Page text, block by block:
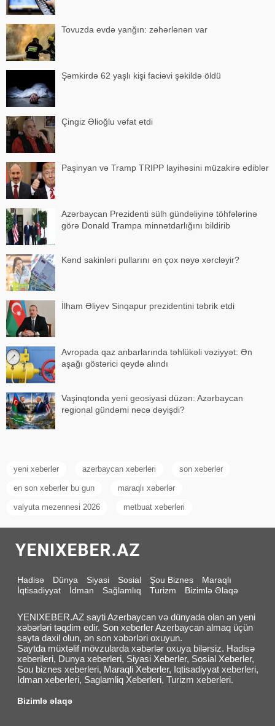
Tovuzda evdə yanğın: zəhərlənən var
Şəmkirdə 62 yaşlı kişi faciəvi şəkildə öldü
Çingiz Əlioğlu vəfat etdi
Paşinyan və Tramp TRIPP layihəsini müzakirə ediblər
Azərbaycan Prezidenti sülh gündəliyinə töhfələrinə
görə Donald Trampa minnətdarlığını bildirib
Kənd sakinləri pullarını ən çox nəyə xərcləyir?
İlham Əliyev Sinqapur prezidentini təbrik etdi
Avropada qaz anbarlarında təhlükəli vəziyyət: Ən
aşağı göstərici qeydə alındı
Vaşinqtonda yeni geosiyasi düzən: Azərbaycan
regional gündəmi necə dəyişdi?
yeni xeberler azerbaycan xeberleri son xeberler
en son xeberler bu gun maraqlı xəbərlər
valyuta mezennesi 2026 metbuat xeberleri
Hadisə Dünya Siyasi Sosial Şou Biznes
Maraqlı
İqtisadiyyat
İdman Sağlamlıq Turizm Bizimlə Əlaqə
YENIXEBER.AZ sayti Azerbaycan və dünyada olan ən yeni
xəbərləri təqdim edir. Son xeberler Azerbaycan almaq üçün
sayta daxil olun, ən son xəbərləri oxuyun.
Saytda müxtəlif mövzularda xəbərlər oxuya bilərsiz. Hadisə
xeberileri, Dunya xeberleri, Siyasi Xeberler, Sosial Xeberler,
Sou biznes xeberleri, Maraqli Xeberler, Iqtisadiyyat xeberleri,
Idman xeberleri, Saglamliq Xeberleri, Turizm xeberleri.
Bizimlə əlaqə